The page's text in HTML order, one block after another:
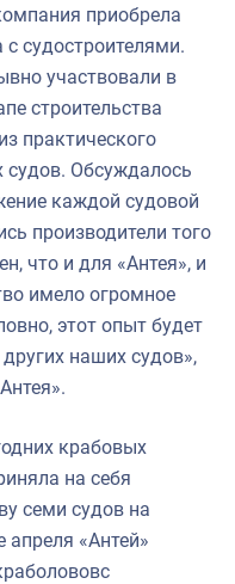
приобрела
судостроителями.
участвовали в
строительства
практического
судов. Обсуждалось
каждой судовой
производители того
что и для «Антея», и
имело огромное
этот опыт будет
наших судов»,
крабовых
на себя
семи судов на
апреля «Антей»
с